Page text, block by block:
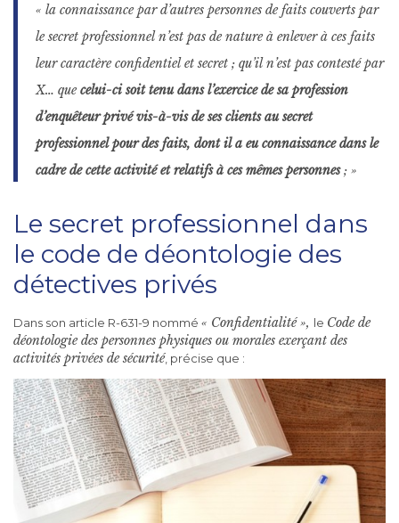
« la connaissance par d’autres personnes de faits couverts par
le secret professionnel n’est pas de nature à enlever à ces faits
leur caractère confidentiel et secret ; qu’il n’est pas contesté par
X… quecelui-ci soit tenu dans l’exercice de sa profession
d’enquêteur privé vis-à-vis de ses clients au secret
professionnel pour des faits, dont il a eu connaissance dans le
cadre de cette activité et relatifs à ces mêmes personnes; »
Le secret professionnel dans
le code de déontologie des
détectives privés
Dans son article R-631-9 nommé « Confidentialité », le Code de
déontologie des personnes physiques ou morales exerçant des
activités privées de sécurité, précise que :